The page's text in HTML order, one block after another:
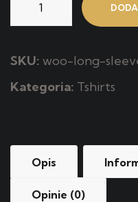
Aceite
Pan
SKU: woo-long-
Kategoria: Tshirts
Opis
Opinie (0)